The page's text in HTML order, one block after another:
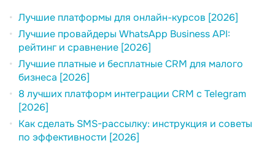
Лучшие платформы для онлайн-курсов [2026]
Лучшие провайдеры WhatsApp Business API:
рейтинг и сравнение [2026]
Лучшие платные и бесплатные CRM для малого
бизнеса [2026]
8 лучших платформ интеграции CRM с Telegram
[2026]
Как сделать SMS-рассылку: инструкция и советы
по эффективности [2026]